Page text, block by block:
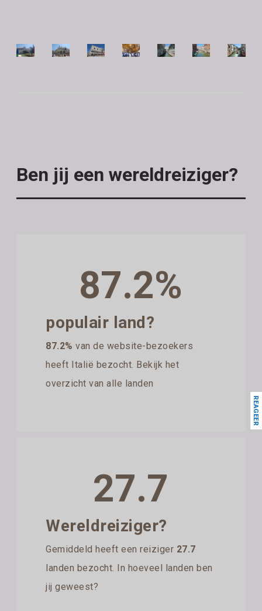
Ben jij een wereldreiziger?
87.2%
populair land?
87.2% van de website-bezoekers
heeft Italië bezocht. Bekijk het
overzicht van alle landen
27.7
Wereldreiziger?
Gemiddeld heeft een reiziger 27.7
landen bezocht. In hoeveel landen ben
jij geweest?
REAGEER